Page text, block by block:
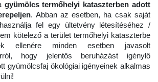
gyümölcs termőhelyi kataszterben adott
. Abban az esetben, ha csak saját
fel egy ültetvény létesítéséhez /
kötelező a terület termőhelyi kataszterbe
ellenére minden esetben javasolt
hogy jelentős beruházást igénylő
gyümölcsfaj ökológiai igényeinek alkalmas